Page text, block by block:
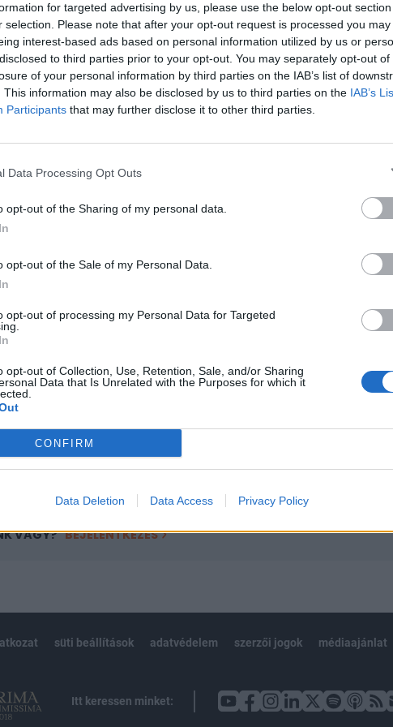
for targeted advertising by us, please use the below opt-out
selection. Please note that after your opt-out request is processed you may
interest-based ads based on personal information utilized by us or
to third parties prior to your opt-out. You may separately opt-out of
of your personal information by third parties on the IAB’s list of
This information may also be disclosed by us to third parties on the IAB’s
Participants that may further disclose it to other third parties.
Data Processing Opt Outs
opt-out of the Sharing of my personal data.
opt-out of the Sale of my Personal Data.
opt-out of processing my Personal Data for Targeted
opt-out of Collection, Use, Retention, Sale, and/or Sharing
Data that Is Unrelated with the Purposes for which it
CONFIRM
Data Deletion Data Access Privacy Policy
svájci frankkal emelkedett az egynapos jegybanki
a Reuters.
szerint a bankok által a jegybanknál tartott egynapos
milliárd svájci frankról 515,1 milliárdra emelkedett múlt héten. Ez a
átlagát mutatja, az emelkedés a Reuters szerint azt jelzi, hogy a
portfolio.hu hírarchívumához tartozik, melynek olvasása
tartalmazza:
cikkarchívum
elmúlt 2 év napon belüli
VAGY? BEJELENTKEZÉS
süti beállítások adatvédelem szerzői jogok médiaajánlat
Itt keressen minket: